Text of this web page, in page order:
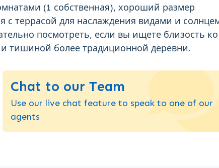
(1 собственная), хороший размер
с террасой для наслаждения видами и
посмотреть, если вы ищете близость ко
тишиной более традиционной деревни.
Chat to our Team
Use our live chat feature to speak to one of our
agents